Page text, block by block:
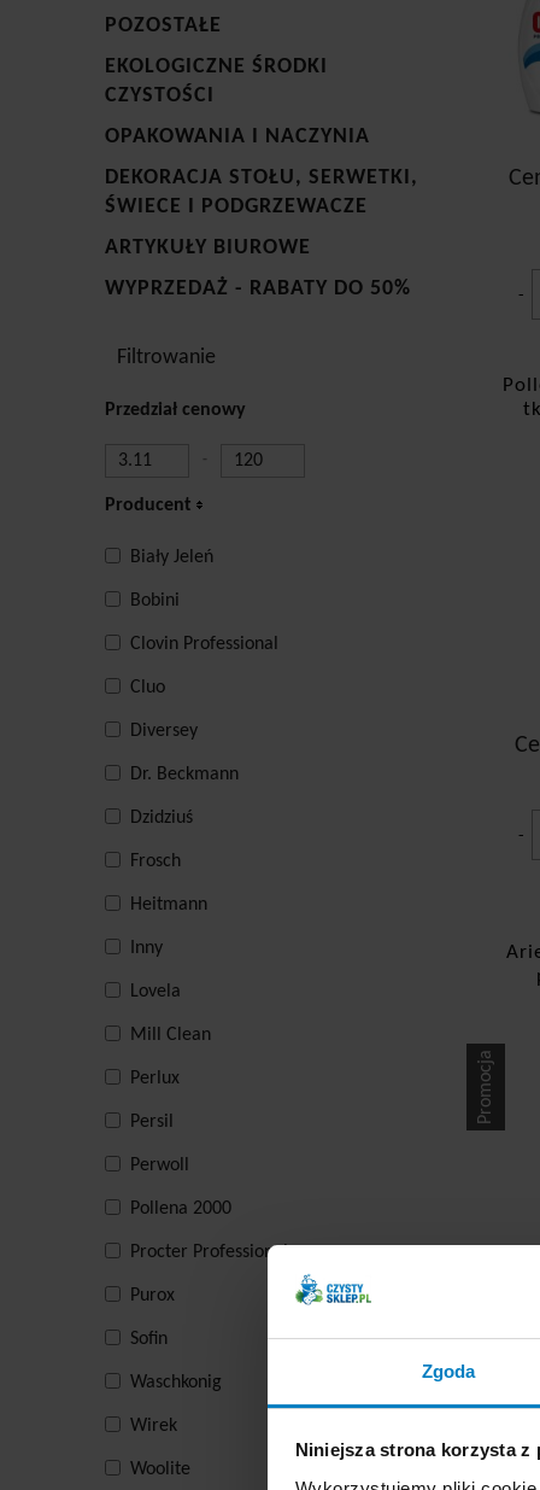
Zgoda
Niniejsza strona korzysta z
POZOSTAŁE
EKOLOGICZNE ŚRODKI
CZYSTOŚCI
OPAKOWANIA I NACZYNIA
DEKORACJA STOŁU, SERWETKI,
ŚWIECE I PODGRZEWACZE
ARTYKUŁY BIUROWE
WYPRZEDAŻ - RABATY DO 50%
Filtrowanie
Przedział cenowy
-
Producent
Biały Jeleń
Bobini
Clovin Professional
Cluo
Diversey
Dr. Beckmann
Dzidziuś
Frosch
Heitmann
Inny
Lovela
Mill Clean
Perlux
Persil
Perwoll
Pollena 2000
Procter Professional
Purox
Sofin
Waschkonig
Wirek
Woolite
-
-
Promocja